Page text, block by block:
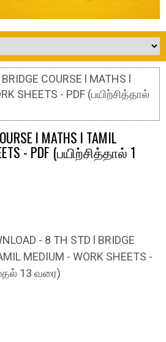
COURSE l MATHS l
SHEETS - PDF (பயிற்சித்தால்
l MATHS l TAMIL
- PDF (பயிற்சித்தால் 1
- 8 TH STD l BRIDGE
MEDIUM - WORK SHEETS -
13 வரை)